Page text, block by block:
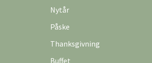
Nytår
Påske
Thanksgivning
Buffet